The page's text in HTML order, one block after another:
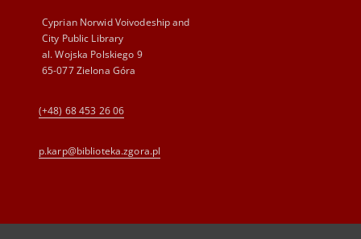
Cyprian Norwid Voivodeship and
City Public Library
al. Wojska Polskiego 9
65-077 Zielona Góra
(+48) 68 453 26 06
p.karp@biblioteka.zgora.pl